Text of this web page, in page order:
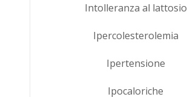
Intolleranza al lattosio
Ipercolesterolemia
Ipertensione
Ipocaloriche